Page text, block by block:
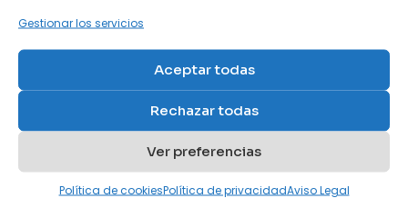
Gestionar los servicios
Aceptar todas
Rechazar todas
Ver preferencias
Política de cookiesPolítica de privacidadAviso Legal